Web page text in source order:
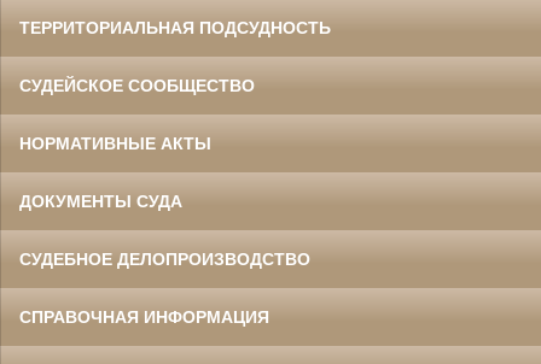
ТЕРРИТОРИАЛЬНАЯ ПОДСУДНОСТЬ
СУДЕЙСКОЕ СООБЩЕСТВО
НОРМАТИВНЫЕ АКТЫ
ДОКУМЕНТЫ СУДА
СУДЕБНОЕ ДЕЛОПРОИЗВОДСТВО
СПРАВОЧНАЯ ИНФОРМАЦИЯ